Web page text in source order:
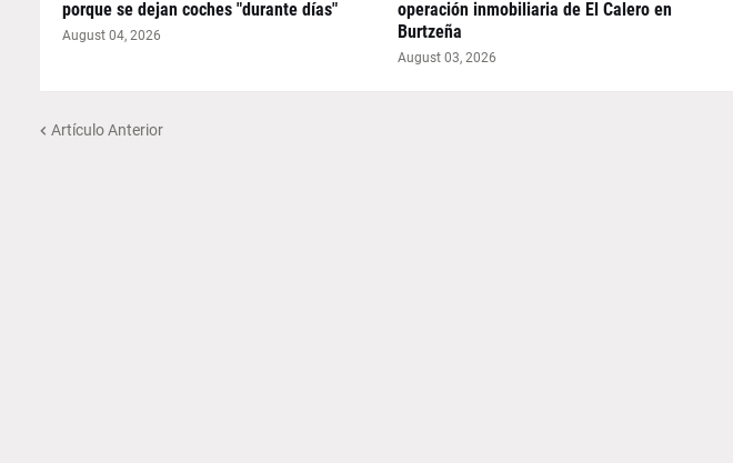
porque se dejan coches "durante días"
August 04, 2026
operación inmobiliaria de El Calero en
Burtzeña
August 03, 2026
Artículo Anterior